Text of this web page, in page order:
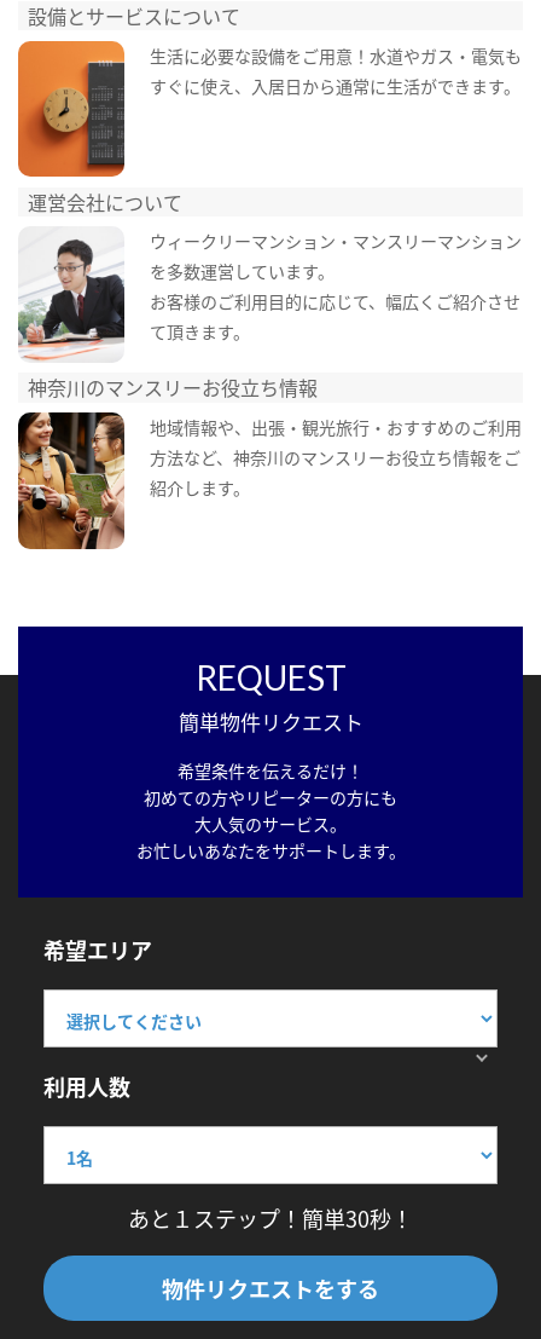
設備とサービスについて
生活に必要な設備をご用意！水道やガス・電気も
すぐに使え、入居日から通常に生活ができます。
運営会社について
ウィークリーマンション・マンスリーマンション
を多数運営しています。
お客様のご利用目的に応じて、幅広くご紹介させ
て頂きます。
神奈川のマンスリーお役立ち情報
地域情報や、出張・観光旅行・おすすめのご利用
方法など、神奈川のマンスリーお役立ち情報をご
紹介します。
REQUEST
簡単物件リクエスト
希望条件を伝えるだけ！
初めての方やリピーターの方にも
大人気のサービス。
お忙しいあなたをサポートします。
希望エリア
利用人数
あと１ステップ！簡単30秒！
物件リクエストをする